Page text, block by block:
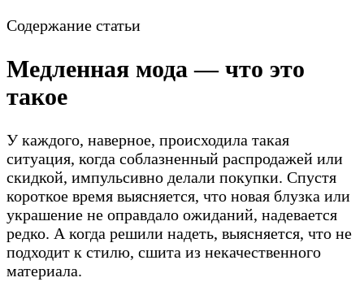
Содержание статьи
Медленная мода — что это
такое
У каждого, наверное, происходила такая
ситуация, когда соблазненный распродажей или
скидкой, импульсивно делали покупки. Спустя
короткое время выясняется, что новая блузка или
украшение не оправдало ожиданий, надевается
редко. А когда решили надеть, выясняется, что не
подходит к стилю, сшита из некачественного
материала.